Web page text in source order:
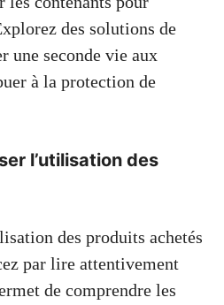
des solutions de
une seconde vie aux
à la protection de
l’utilisation des
des produits achetés
par lire attentivement
de comprendre les